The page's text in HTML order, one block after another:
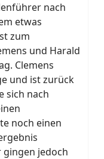
nach
etwas
zum
und Harald
Clemens
und ist zurück
sich nach
noch einen
jedoch